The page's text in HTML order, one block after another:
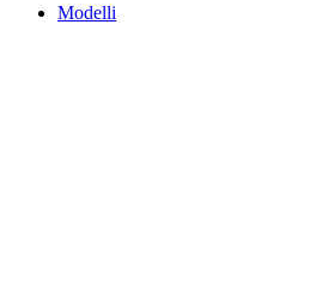
Modelli